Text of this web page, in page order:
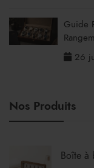
Guide
26
Nos Produits
Boîte à